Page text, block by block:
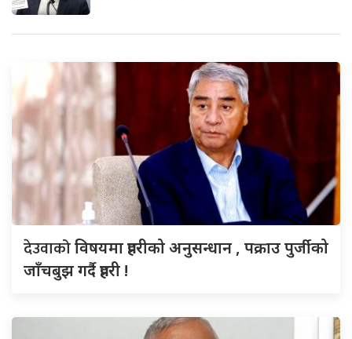
देउवाकोविषयमा प्रहरीको अनुसन्धान , पक्राउ पुर्जीको
जाँचबुझ गर्दै प्रहरी !